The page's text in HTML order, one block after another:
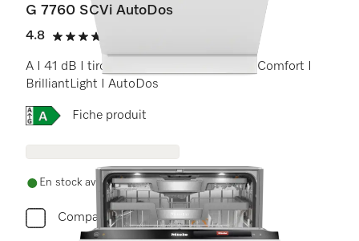
G 7760 SCVi AutoDos
4.8
4.8 étoiles sur 5
A I 41 dB I tiroir à couverts I paniers MaxiComfort I
BrilliantLight I AutoDos
Online Label Flag, Étiquette énergétique
Fiche produit
En stock avec livraison gratuite
Comparer